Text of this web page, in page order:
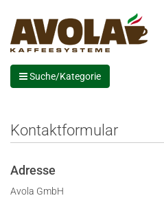
Suche/Kategorie
Kontaktformular
Adresse
Avola GmbH